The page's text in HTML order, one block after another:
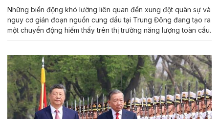
Những biến động khó lường liên quan đến xung đột quân sự và
nguy cơ gián đoạn nguồn cung dầu tại Trung Đông đang tạo ra
một chuyển động hiếm thấy trên thị trường năng lượng toàn cầu.